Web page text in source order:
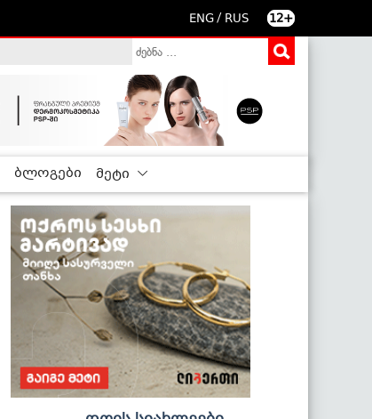
ENG / RUS 12+
ბლოგები მეტი